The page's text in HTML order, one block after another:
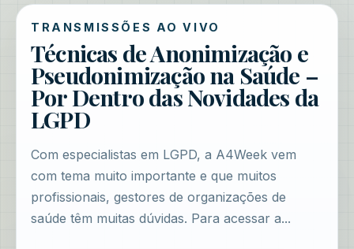
TRANSMISSÕES AO VIVO
Técnicas de Anonimização e
Pseudonimização na Saúde –
Por Dentro das Novidades da
LGPD
Com especialistas em LGPD, a A4Week vem
com tema muito importante e que muitos
profissionais, gestores de organizações de
saúde têm muitas dúvidas. Para acessar a...